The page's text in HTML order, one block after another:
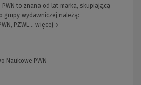
to znana od lat marka, skupiającą
grupy wydawniczej należą:
PZWL... więcej→
Naukowe PWN